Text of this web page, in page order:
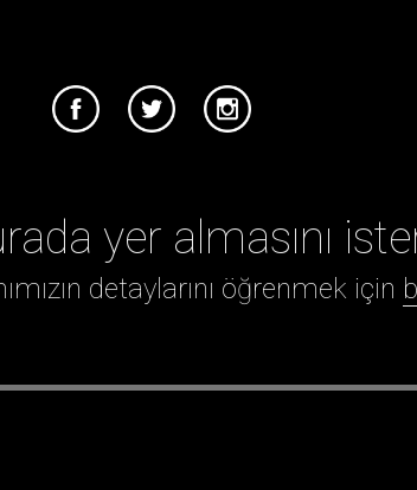
yer almasını
detaylarını öğrenmek için